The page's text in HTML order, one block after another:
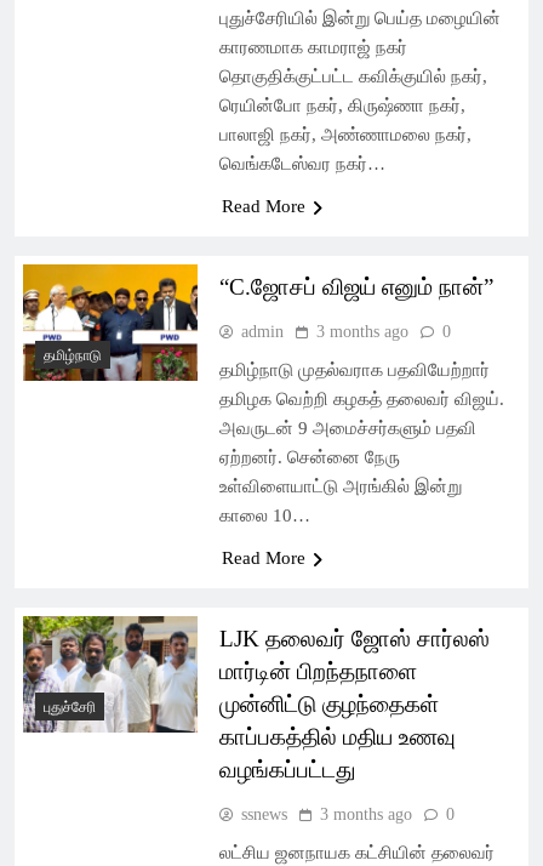
புதுச்சேரியில் இன்று பெய்த மழையின்
காரணமாக காமராஜ் நகர்
தொகுதிக்குட்பட்ட கவிக்குயில் நகர்,
ரெயின்போ நகர், கிருஷ்ணா நகர்,
பாலாஜி நகர், அண்ணாமலை நகர்,
வெங்கடேஸ்வர நகர்…
Read More
தமிழ்நாடு
“C.ஜோசப் விஜய் எனும் நான்”
admin 3 months ago 0
தமிழ்நாடு முதல்வராக பதவியேற்றார்
தமிழக வெற்றி கழகத் தலைவர் விஜய்.
அவருடன் 9 அமைச்சர்களும் பதவி
ஏற்றனர். சென்னை நேரு
உள்விளையாட்டு அரங்கில் இன்று
காலை 10…
Read More
புதுச்சேரி
LJK தலைவர் ஜோஸ் சார்லஸ்
மார்டின் பிறந்தநாளை
முன்னிட்டு குழந்தைகள்
காப்பகத்தில் மதிய உணவு
வழங்கப்பட்டது
ssnews 3 months ago 0
லட்சிய ஜனநாயக கட்சியின் தலைவர்